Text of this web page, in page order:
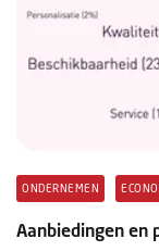
ONDERNEMEN
Aanbiedingen en